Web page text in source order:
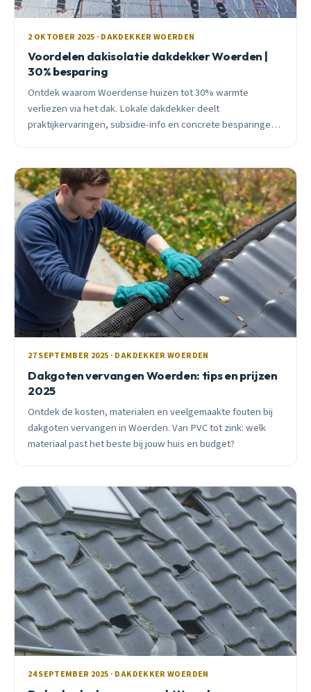
2 OKTOBER 2025 · DAKDEKKER WOERDEN
Voordelen dakisolatie dakdekker Woerden |
30% besparing
Ontdek waarom Woerdense huizen tot 30% warmte
verliezen via het dak. Lokale dakdekker deelt
praktijkervaringen, subsidie-info en concrete besparingen
27 SEPTEMBER 2025 · DAKDEKKER WOERDEN
Dakgoten vervangen Woerden: tips en prijzen
2025
Ontdek de kosten, materialen en veelgemaakte fouten bij
dakgoten vervangen in Woerden. Van PVC tot zink: welk
materiaal past het beste bij jouw huis en budget?
24 SEPTEMBER 2025 · DAKDEKKER WOERDEN